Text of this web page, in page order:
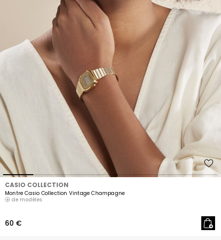
CASIO COLLECTION
Montre Casio Collection Vintage Champagne
de modèles
60 €